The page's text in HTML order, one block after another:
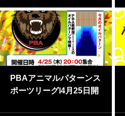
PBAアニマルパターンス
ポーツリーグ❕4月25日開